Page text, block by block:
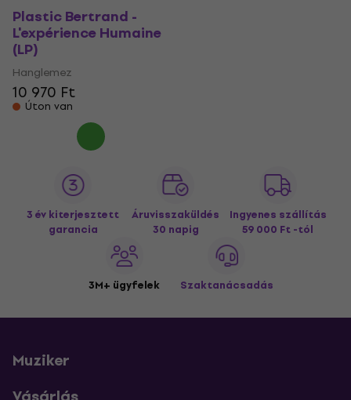
Plastic Bertrand -
L'expérience Humaine
(LP)
Hanglemez
10 970 Ft
Úton van
3 év kiterjesztett
garancia
Áruvisszaküldés
30 napig
Ingyenes szállítás
59 000 Ft -tól
3M+ ügyfelek Szaktanácsadás
Muziker